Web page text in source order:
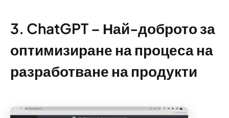
3. ChatGPT – Най-доброто за
оптимизиране на процеса на
разработване на продукти